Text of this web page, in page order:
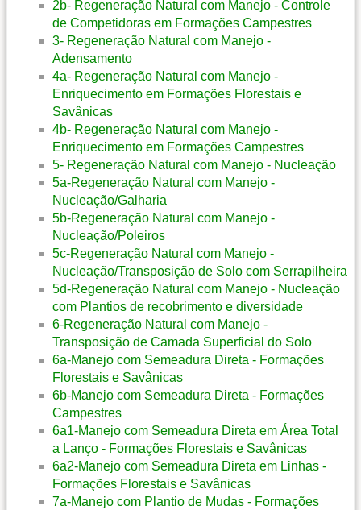
2b- Regeneração Natural com Manejo - Controle
de Competidoras em Formações Campestres
3- Regeneração Natural com Manejo -
Adensamento
4a- Regeneração Natural com Manejo -
Enriquecimento em Formações Florestais e
Savânicas
4b- Regeneração Natural com Manejo -
Enriquecimento em Formações Campestres
5- Regeneração Natural com Manejo - Nucleação
5a-Regeneração Natural com Manejo -
Nucleação/Galharia
5b-Regeneração Natural com Manejo -
Nucleação/Poleiros
5c-Regeneração Natural com Manejo -
Nucleação/Transposição de Solo com Serrapilheira
5d-Regeneração Natural com Manejo - Nucleação
com Plantios de recobrimento e diversidade
6-Regeneração Natural com Manejo -
Transposição de Camada Superficial do Solo
6a-Manejo com Semeadura Direta - Formações
Florestais e Savânicas
6b-Manejo com Semeadura Direta - Formações
Campestres
6a1-Manejo com Semeadura Direta em Área Total
a Lanço - Formações Florestais e Savânicas
6a2-Manejo com Semeadura Direta em Linhas -
Formações Florestais e Savânicas
7a-Manejo com Plantio de Mudas - Formações